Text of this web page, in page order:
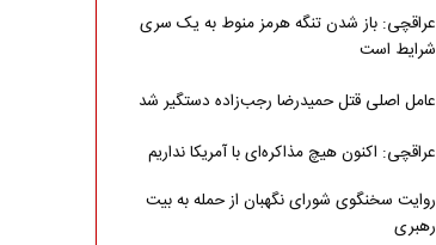
عراقچی: باز شدن تنگه هرمز منوط به یک سری
شرایط است
عامل اصلی قتل حمیدرضا رجب‌زاده دستگیر شد
عراقچی: اکنون هیچ مذاکره‌ای با آمریکا نداریم
روایت سخنگوی شورای نگهبان از حمله به بیت
رهبری